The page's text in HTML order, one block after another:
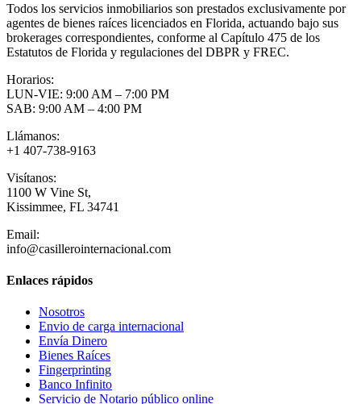
Todos los servicios inmobiliarios son prestados exclusivamente por
agentes de bienes raíces licenciados en Florida, actuando bajo sus
brokerages correspondientes, conforme al Capítulo 475 de los
Estatutos de Florida y regulaciones del DBPR y FREC.
Horarios:
LUN-VIE: 9:00 AM – 7:00 PM
SAB: 9:00 AM – 4:00 PM
Llámanos:
+1 407-738-9163
Visítanos:
1100 W Vine St,
Kissimmee, FL 34741
Email:
info@casillerointernacional.com
Enlaces rápidos
Nosotros
Envio de carga internacional
Envía Dinero
Bienes Raíces
Fingerprinting
Banco Infinito
Servicio de Notario público online